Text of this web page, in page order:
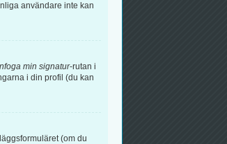
användare inte kan
min signatur-rutan i
i din profil (du kan
(om du